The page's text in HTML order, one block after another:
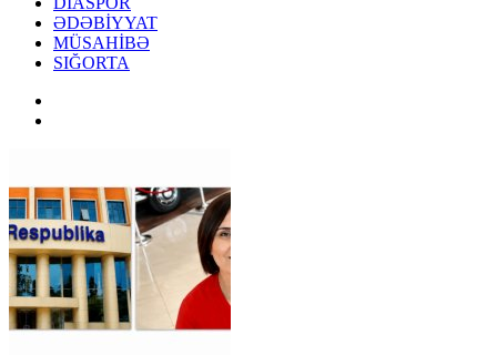
ƏDƏBİYYAT
MÜSAHİBƏ
SIĞORTA